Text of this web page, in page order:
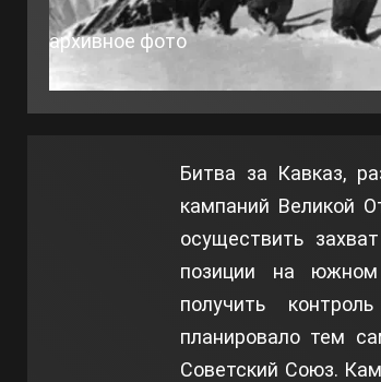
архивное фото
Битва за Кавказ,
кампаний Великой
осуществить
позиции на южном
получить
планировало тем
Советский Союз.